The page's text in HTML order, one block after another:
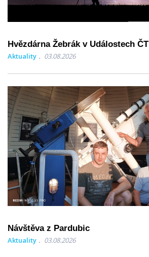
Hvězdárna Žebrák v Událostech ČT
Aktuality 03.08.2026
Návštěva z Pardubic
Aktuality 03.08.2026